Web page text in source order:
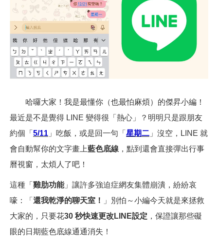
哈囉大家！我是最懂你（也最怕麻煩）的傑昇小編！
最近是不是覺得 LINE 變得很「熱心」？明明只是跟朋友
約個「 5/11 」吃飯，或是回一句「 星期二 」沒空，LINE 就
會自動幫你的文字畫上藍色底線 ，點到還會直接彈出行事
曆視窗，太煩人了吧！
這種「 雞肋功能」讓許多強迫症網友集體崩潰，紛紛哀
嚎：「 還我乾淨的聊天室！
」別怕～小編今天就是來拯救
大家的，只要花30 秒快速更改LINE設定 ，保證讓那些礙
眼的日期藍色底線通通消失！